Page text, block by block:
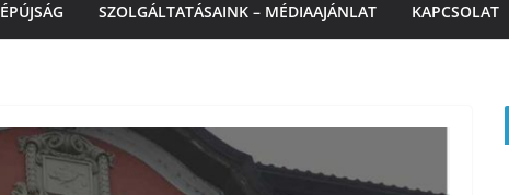
SZOLGÁLTATÁSAINK – MÉDIAAJÁNLAT KAPCSOLAT